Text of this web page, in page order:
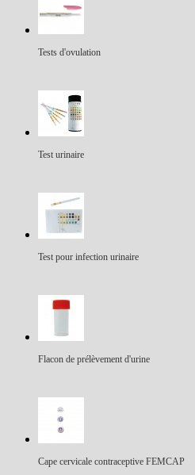
Tests d'ovulation
Test urinaire
Test pour infection urinaire
Flacon de prélèvement d'urine
Cape cervicale contraceptive FEMCAP